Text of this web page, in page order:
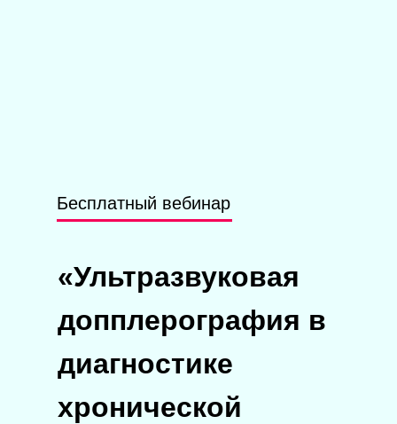
«Ультразвуковая
допплерография в
диагностике
хронической
Бесплатный вебинар